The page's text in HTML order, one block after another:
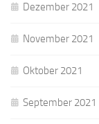
Dezember 2021
November 2021
Oktober 2021
September 2021